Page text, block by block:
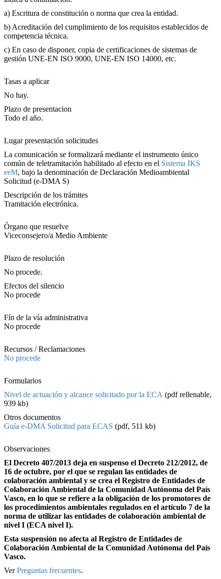
a) Escritura de constitución o norma que crea la entidad.
b) Acreditación del cumplimiento de los requisitos establecidos de
competencia técnica.
c) En caso de disponer, copia de certificaciones de sistemas de
gestión UNE-EN ISO 9000, UNE-EN ISO 14000, etc.
Tasas a aplicar
No hay.
Plazo de presentacion
Todo el año.
Lugar presentación solicitudes
La comunicación se formalizará mediante el instrumento único
común de teletramitación habilitado al efecto en el Sistema IKS
eeM, bajo la denominación de Declaración Medioambiental
Solicitud (e-DMA S)
Descripción de los trámites
Tramitación electrónica.
Órgano que resuelve
Viceconsejero/a Medio Ambiente
Plazo de resolución
No procede.
Efectos del silencio
No procede
Fín de la vía administrativa
No procede
Recursos / Reclamaciones
No procede
Formularios
Nivel de actuación y alcance solicitado por la ECA (pdf rellenable,
939 kb)
Otros documentos
Guía e-DMA Solicitud para ECAS (pdf, 511 kb)
Observaciones
El Decreto 407/2013 deja en suspenso el Decreto 212/2012, de
16 de octubre, por el que se regulan las entidades de
colaboración ambiental y se crea el Registro de Entidades de
Colaboración Ambiental de la Comunidad Autónoma del País
Vasco, en lo que se refiere a la obligación de los promotores de
los procedimientos ambientales regulados en el artículo 7 de la
norma de utilizar las entidades de colaboración ambiental de
nivel I (ECA nivel I).
Esta suspensión no afecta al Registro de Entidades de
Colaboración Ambiental de la Comunidad Autónoma del País
Vasco.
VerPreguntas frecuentes.